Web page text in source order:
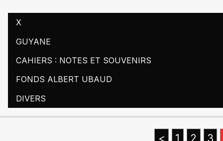
X
GUYANE
CAHIERS : NOTES ET SOUVENIRS
FONDS ALBERT UBAUD
DIVERS
< 1 2 3